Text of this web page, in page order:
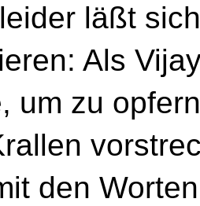
läßt
Als
um zu
den